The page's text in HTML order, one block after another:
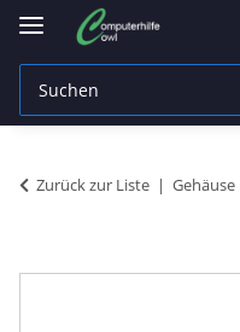
Zurück zur Liste Gehäuse